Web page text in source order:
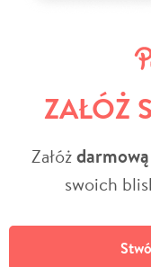
ZAŁÓŻ
Załóż
swoich